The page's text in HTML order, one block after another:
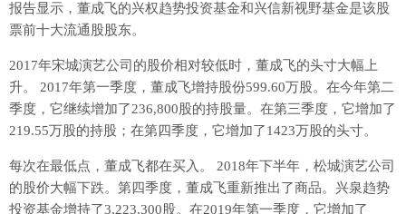
报告显示，董成飞的兴权趋势投资基金和兴信新视野基金是该股
票前十大流通股股东。
2017年宋城演艺公司的股价相对较低时，董成飞的头寸大幅上
升。 2017年第一季度，董成飞增持股份599.60万股。在今年第二
季度，它继续增加了236,800股的持股量。在第三季度，它增加了
219.55万股的持股；在第四季度，它增加了1423万股的头寸。
每次在最低点，董成飞都在买入。 2018年下半年，松城演艺公司
的股价大幅下跌。第四季度，董成飞重新推出了商品。兴泉趋势
投资基金增持了3,223,300股。在2019年第一季度，它增加了